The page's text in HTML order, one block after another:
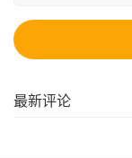
最新评论